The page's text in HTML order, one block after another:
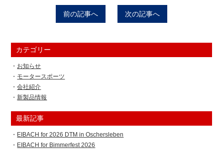
カテゴリー
お知らせ
モータースポーツ
会社紹介
新製品情報
最新記事
EIBACH for 2026 DTM in Oschersleben
EIBACH for Bimmerfest 2026
前の記事へ 次の記事へ